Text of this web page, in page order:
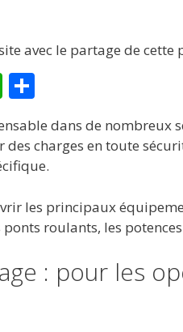
avec le partage de cette
W
at
s
p
p
P
ar
ta
g
dans de nombreux
charges en toute
les principaux
roulants, les
: pour les